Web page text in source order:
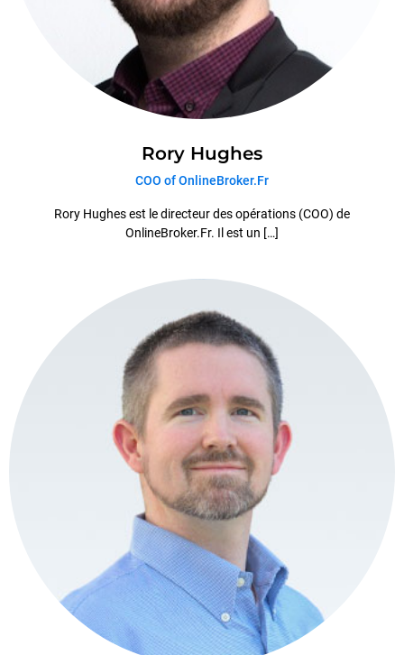
Rory Hughes
COO of OnlineBroker.Fr
Rory Hughes est le directeur des opérations (COO) de
OnlineBroker.Fr. Il est un […]